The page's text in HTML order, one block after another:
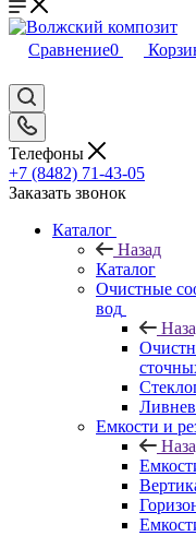
Сравнение0
Телефоны
+7 (8482) 71-43-05
Заказать звонок
Каталог
Назад
Каталог
Очистные
вод
Емкости и